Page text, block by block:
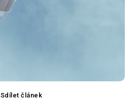
Sdílet článek